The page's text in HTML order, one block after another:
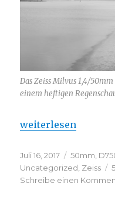
Das Zeiss Milvus 1,4/
einem heftigen
„Ein Zeiss Milvus
weiterlesen
Veröffentlicht
am
Juli 16, 2017 Kategorien
50mm
Uncategorized Zeiss
Schreibe einen